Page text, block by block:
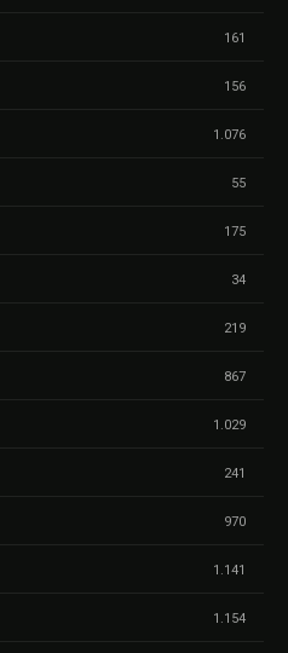
161
156
1.076
55
175
34
219
867
1.029
241
970
1.141
1.154